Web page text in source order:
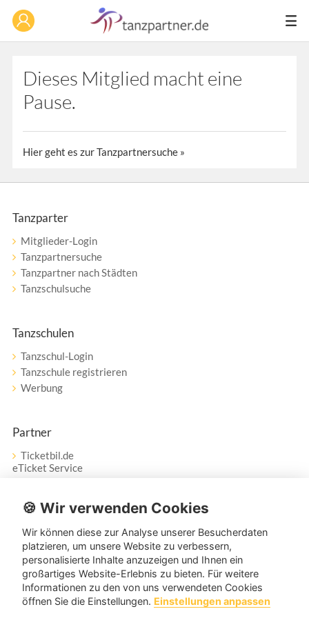
Dieses Mitglied macht eine
Pause.
Hier geht es zur Tanzpartnersuche »
Tanzparter
Mitglieder-Login
Tanzpartnersuche
Tanzpartner nach Städten
Tanzschulsuche
Tanzschulen
Tanzschul-Login
Tanzschule registrieren
Werbung
Partner
Ticketbil.de
eTicket Service
Vertrag widerrufen
Service
Unser Tanzpartner-Service hilft Ihnen bei Fragen und
Anregungen gerne weiter!
🍪 Wir verwenden Cookies
Wir können diese zur Analyse unserer Besucherdaten
platzieren, um unsere Website zu verbessern,
personalisierte Inhalte anzuzeigen und Ihnen ein
großartiges Website-Erlebnis zu bieten. Für weitere
Informationen zu den von uns verwendeten Cookies
öffnen Sie die Einstellungen. Einstellungen anpassen